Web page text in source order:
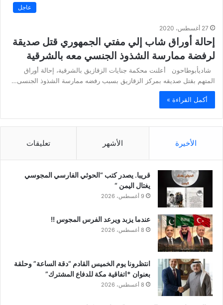
عاجل
27 أغسطس، 2020
إحالة أوراق شاب إلي مفتي الجمهوري قتل صديقة
لرفضة ممارسة الشذوذ الجنسي معه بالشرقية
شاديأبوطاحون أعلنت محكمة جنايات الزقازيق بالشرقية، إحالة أوراق
المتهم بقتل صديقه بمركز الزقازيق بسبب رفضه ممارسة الشذوذ الجنسى…
أكمل القراءة »
الأخيرة الأشهر تعليقات
قريبا. يصدر كتب “الحوثي الفارسي المجوسي
يغتال اليمن “
9 أغسطس، 2026
عندما يزبد ويرعد الفرس المجوس !!
8 أغسطس، 2026
انتظرونا يوم الخميس القادم “دقة الساعة” وحلقة
بعنوان *اتفاقية مكة للدفاع المشترك”
8 أغسطس، 2026